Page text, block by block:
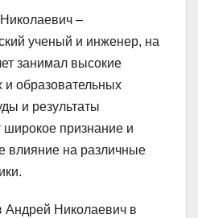
–
ученый и инженер, на
занимал высокие
и образовательных
и результаты
признание и
влияние на различные
Андрей Николаевич в